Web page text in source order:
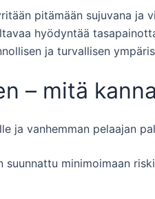
pitämään sujuvana
hyödyntää
ja turvallisen
– mitä
ja vanhemman pelaajan
minimoimaan